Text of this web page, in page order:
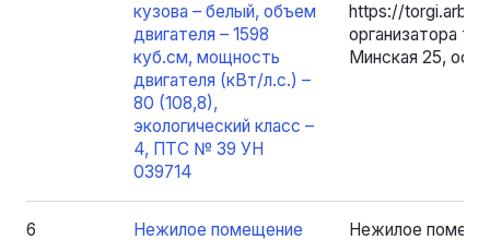
кузова – белый, объем
двигателя – 1598
куб.см, мощность
двигателя (кВт/л.с.) –
80 (108,8),
экологический класс –
4, ПТС № 39 УН
039714
https://
организатора
Минская 25, оф.
6
Нежилое помещение
Нежилое